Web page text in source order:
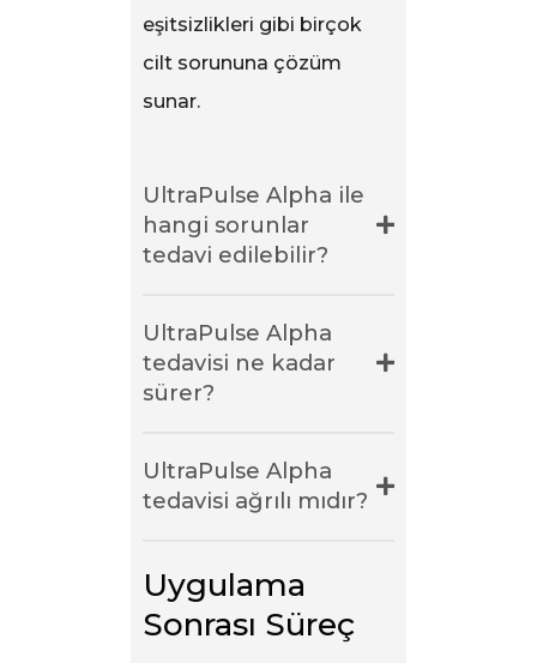
eşitsizlikleri gibi birçok
cilt sorununa çözüm
sunar.
UltraPulse Alpha ile
hangi sorunlar
tedavi edilebilir?
UltraPulse Alpha
tedavisi ne kadar
sürer?
UltraPulse Alpha
tedavisi ağrılı mıdır?
Uygulama
Sonrası Süreç